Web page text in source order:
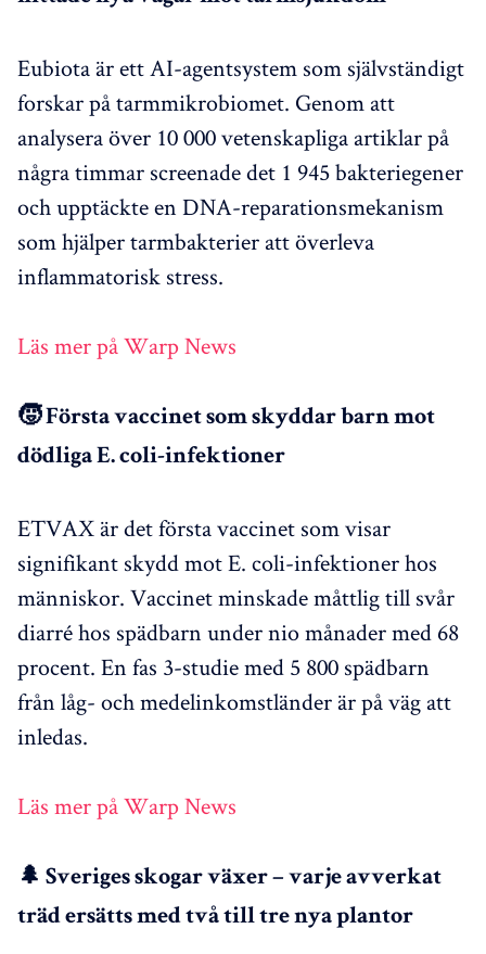
Eubiota är ett AI-agentsystem som självständigt
forskar på tarmmikrobiomet. Genom att
analysera över 10 000 vetenskapliga artiklar på
några timmar screenade det 1 945 bakteriegener
och upptäckte en DNA-reparationsmekanism
som hjälper tarmbakterier att överleva
inflammatorisk stress.
Läs mer på Warp News
🧒 Första vaccinet som skyddar barn mot
dödliga E. coli-infektioner
ETVAX är det första vaccinet som visar
signifikant skydd mot E. coli-infektioner hos
människor. Vaccinet minskade måttlig till svår
diarré hos spädbarn under nio månader med 68
procent. En fas 3-studie med 5 800 spädbarn
från låg- och medelinkomstländer är på väg att
inledas.
Läs mer på Warp News
🌲 Sveriges skogar växer – varje avverkat
träd ersätts med två till tre nya plantor